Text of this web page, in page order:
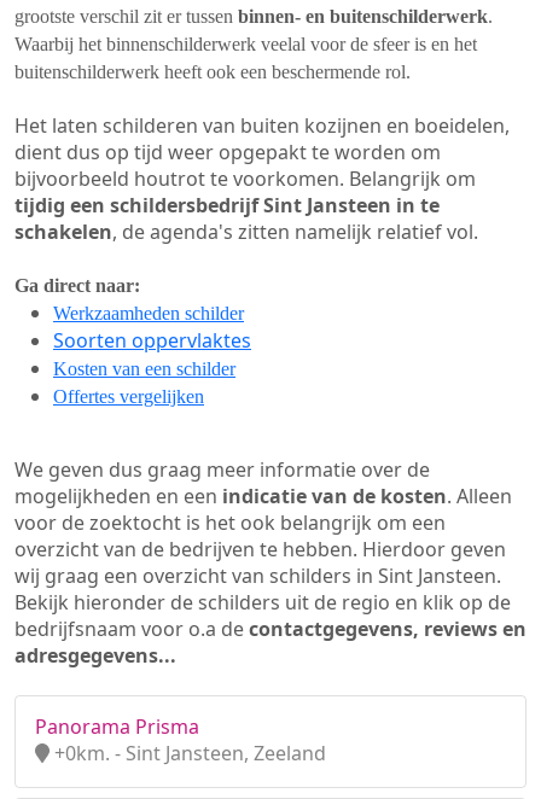
grootste verschil zit er tussen binnen- en buitenschilderwerk.
Waarbij het binnenschilderwerk veelal voor de sfeer is en het
buitenschilderwerk heeft ook een beschermende rol.
Het laten schilderen van buiten kozijnen en boeidelen,
dient dus op tijd weer opgepakt te worden om
bijvoorbeeld houtrot te voorkomen. Belangrijk om
tijdig een schildersbedrijf Sint Jansteen in te
schakelen, de agenda's zitten namelijk relatief vol.
Ga direct naar:
Werkzaamheden schilder
Soorten oppervlaktes
Kosten van een schilder
Offertes vergelijken
We geven dus graag meer informatie over de
mogelijkheden en een indicatie van de kosten. Alleen
voor de zoektocht is het ook belangrijk om een
overzicht van de bedrijven te hebben. Hierdoor geven
wij graag een overzicht van schilders in Sint Jansteen.
Bekijk hieronder de schilders uit de regio en klik op de
bedrijfsnaam voor o.a decontactgegevens, reviews en
adresgegevens...
Panorama Prisma
+0km. - Sint Jansteen, Zeeland